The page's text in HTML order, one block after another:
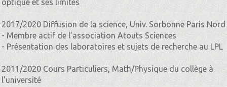
optique et ses limites
2017/2020 Diffusion de la science, Univ. Sorbonne Paris Nord
- Membre actif de l’association Atouts Sciences
- Présentation des laboratoires et sujets de recherche au LPL
2011/2020 Cours Particuliers, Math/Physique du collège à
l'université